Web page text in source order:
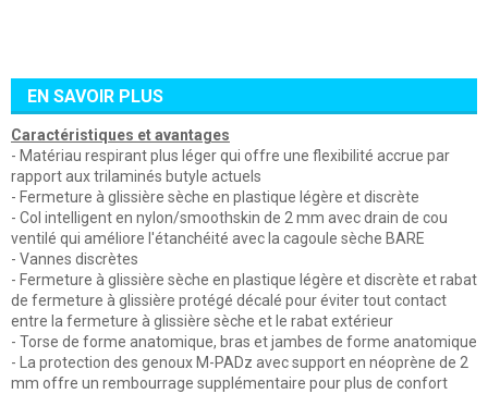
EN SAVOIR PLUS
Caractéristiques et avantages
- Matériau respirant plus léger qui offre une flexibilité accrue par
rapport aux trilaminés butyle actuels
- Fermeture à glissière sèche en plastique légère et discrète
- Col intelligent en nylon/smoothskin de 2 mm avec drain de cou
ventilé qui améliore l'étanchéité avec la cagoule sèche BARE
- Vannes discrètes
- Fermeture à glissière sèche en plastique légère et discrète et rabat
de fermeture à glissière protégé décalé pour éviter tout contact
entre la fermeture à glissière sèche et le rabat extérieur
- Torse de forme anatomique, bras et jambes de forme anatomique
- La protection des genoux M-PADz avec support en néoprène de 2
mm offre un rembourrage supplémentaire pour plus de confort